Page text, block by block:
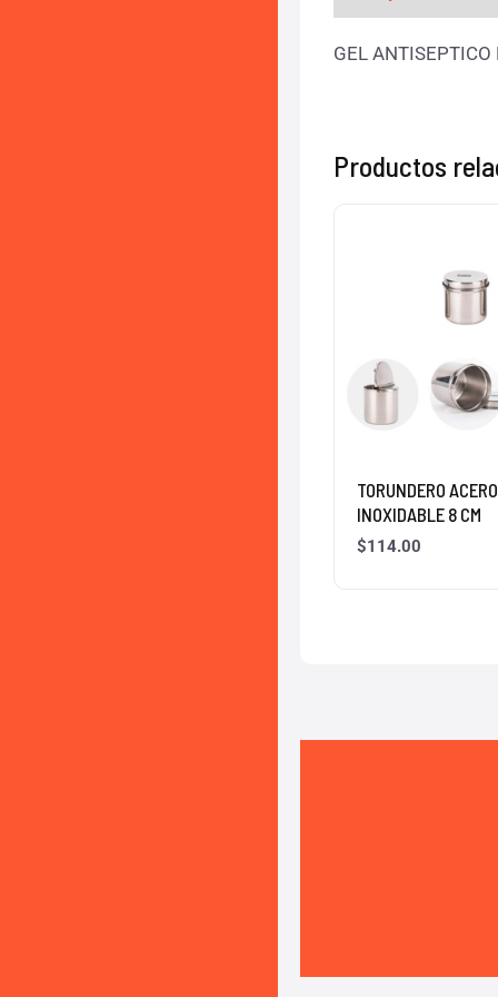
GEL
Productos
TORUNDERO ACERO
INOXIDABLE 8 CM
$114.00